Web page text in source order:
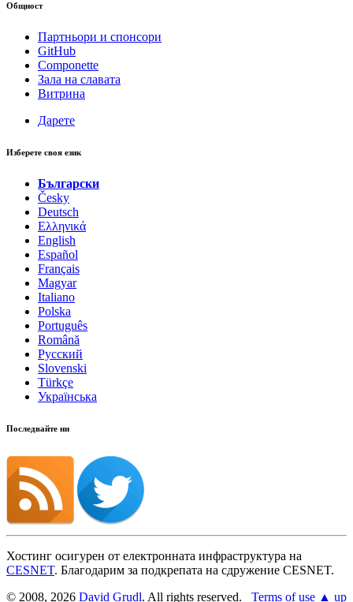
Общност
Партньори и спонсори
GitHub
Componette
Зала на славата
Витрина
Дарете
Изберете своя език
Български
Česky
Deutsch
Ελληνικά
English
Español
Français
Magyar
Italiano
Polska
Português
Română
Русский
Slovenski
Türkçe
Українська
Последвайте ни
Хостинг осигурен от електронната инфраструктура на
CESNET. Благодарим за подкрепата на сдружение CESNET.
© 2008, 2026 David Grudl. All rights reserved. Terms of use ▲ up